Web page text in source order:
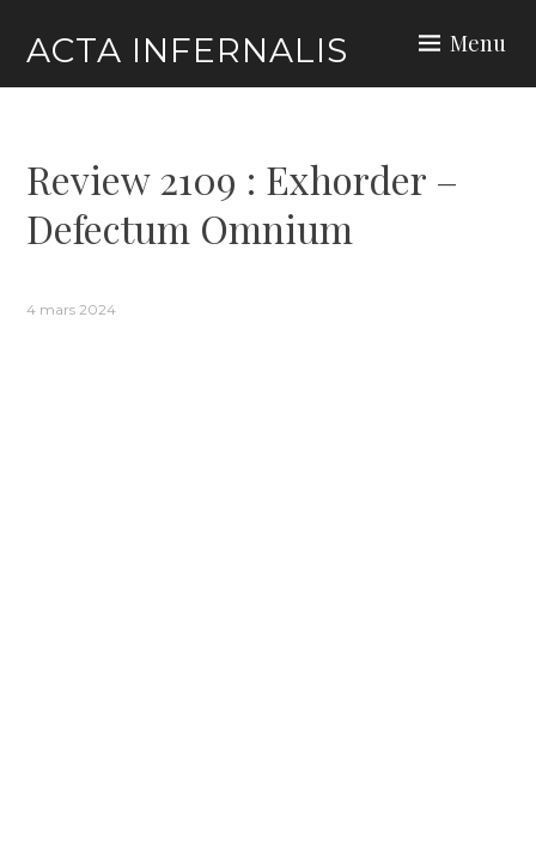
content
ACTA INFERNALIS Menu
Review 2109 : Exhorder –
Defectum Omnium
4 mars 2024